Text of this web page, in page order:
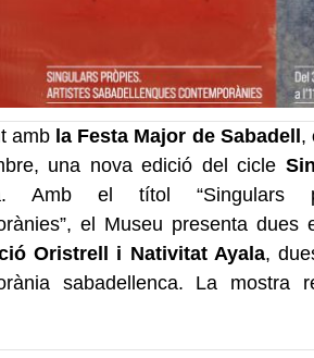
amb la Festa Major de Sabadell,
una nova edició del cicle
Amb el títol “Singulars
el Museu presenta dues
Oristrell i Nativitat Ayala,
sabadellenca. La